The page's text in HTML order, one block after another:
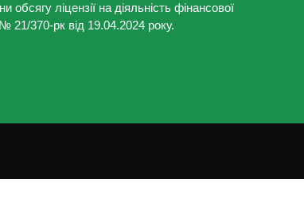
обсягу ліцензії на діяльність фінансової
№ 21/370-рк від 19.04.2024 року.